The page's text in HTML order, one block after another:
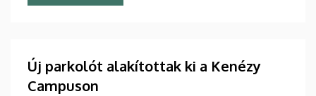
ünnepélyes keretek között az Elnöki Hivatalban.
Új parkolót alakítottak ki a Kenézy
Campuson